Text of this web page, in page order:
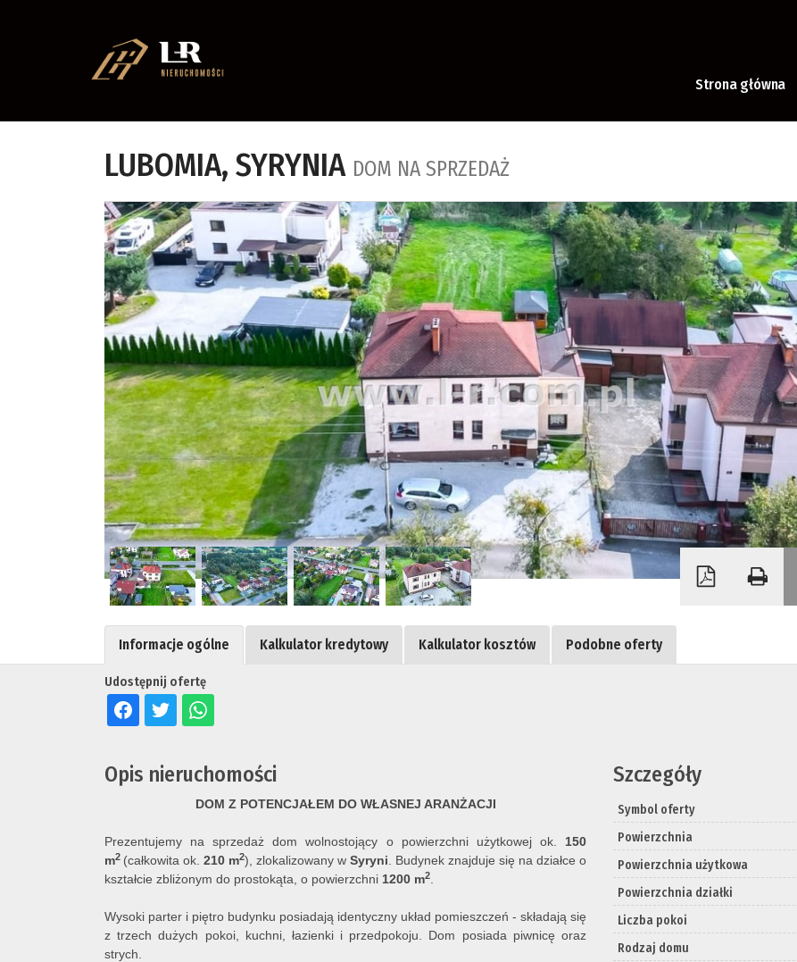
Strona główna
LUBOMIA, SYRYNIA DOM NA SPRZEDAŻ
Udostępnij ofertę
Informacje ogólne Kalkulator kredytowy Kalkulator kosztów Podobne oferty
Opis nieruchomości
DOM Z POTENCJAŁEM DO WŁASNEJ ARANŻACJI
Prezentujemy na sprzedaż dom wolnostojący o powierzchni użytkowej ok. 150
m2 (całkowita ok. 210 m2), zlokalizowany w Syryni . Budynek znajduje się na działce o
kształcie zbliżonym do prostokąta, o powierzchni 1200 m2
Wysoki parter i piętro budynku posiadają identyczny układ pomieszczeń - składają się
z trzech dużych pokoi, kuchni, łazienki i przedpokoju. Dom posiada piwnicę oraz
strych.
Szczegóły
Symbol oferty
Powierzchnia
Powierzchnia użytkowa
Powierzchnia działki
Liczba pokoi
Rodzaj domu